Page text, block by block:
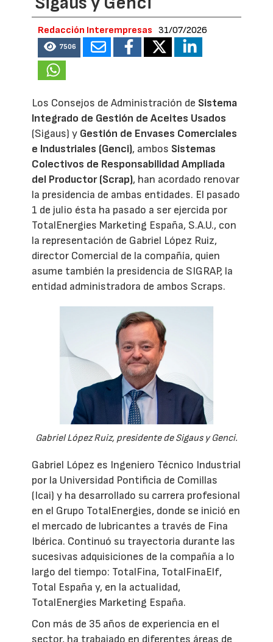
Redacción Interempresas 31/07/2026
7506
Los Consejos de Administración de Sistema
Integrado de Gestión de Aceites Usados
(Sigaus) y Gestión de Envases Comerciales
e Industriales (Genci), ambos Sistemas
Colectivos de Responsabilidad Ampliada
del Productor (Scrap), han acordado renovar
la presidencia de ambas entidades. El pasado
1 de julio ésta ha pasado a ser ejercida por
TotalEnergies Marketing España, S.A.U., con
la representación de Gabriel López Ruiz,
director Comercial de la compañía, quien
asume también la presidencia de SIGRAP, la
entidad administradora de ambos Scraps.
Gabriel López Ruiz, presidente de Sigaus y Genci.
Gabriel López es Ingeniero Técnico Industrial
por la Universidad Pontificia de Comillas
(Icai) y ha desarrollado su carrera profesional
en el Grupo TotalEnergies, donde se inició en
el mercado de lubricantes a través de Fina
Ibérica. Continuó su trayectoria durante las
sucesivas adquisiciones de la compañía a lo
largo del tiempo: TotalFina, TotalFinaElf,
Total España y, en la actualidad,
TotalEnergies Marketing España.
Con más de 35 años de experiencia en el
sector, ha trabajado en diferentes áreas de